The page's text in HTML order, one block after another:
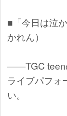
■「今日は泣
かれん）
――TGC teen
ライブパフォ
い。